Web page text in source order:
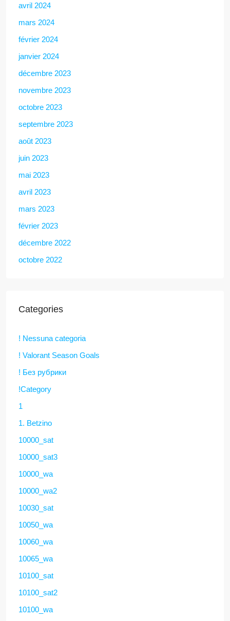
avril 2024
mars 2024
février 2024
janvier 2024
décembre 2023
novembre 2023
octobre 2023
septembre 2023
août 2023
juin 2023
mai 2023
avril 2023
mars 2023
février 2023
décembre 2022
octobre 2022
Categories
! Nessuna categoria
! Valorant Season Goals
! Без рубрики
!Category
1
1. Betzino
10000_sat
10000_sat3
10000_wa
10000_wa2
10030_sat
10050_wa
10060_wa
10065_wa
10100_sat
10100_sat2
10100_wa